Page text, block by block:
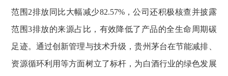
范围2排放同比大幅减少82.57%，公司还积极核查并披露
范围3排放的来源占比，有效降低了产品的全生命周期碳
足迹。通过创新管理与技术升级，贵州茅台在节能减排、
资源循环利用等方面树立了标杆，为白酒行业的绿色发展